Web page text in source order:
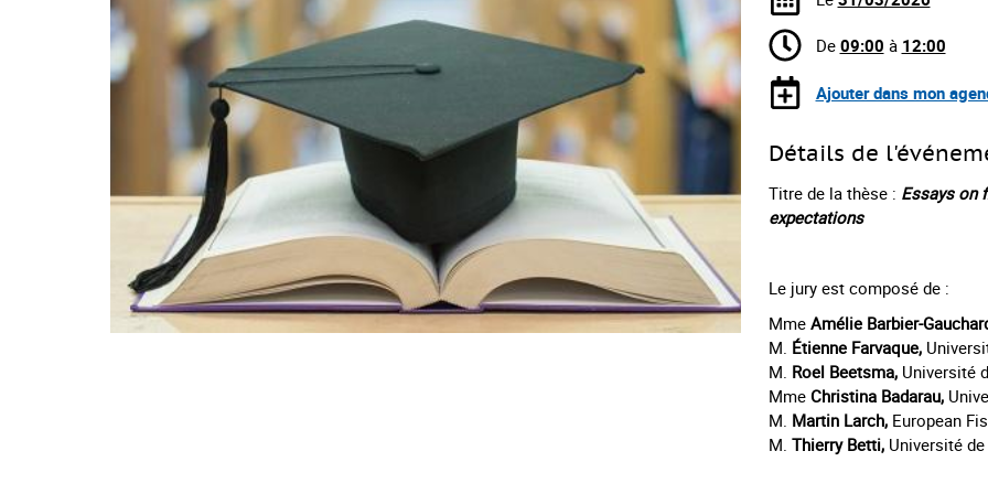
De 09:00 à 12:00
Ajouter dans mon
Détails de
Titre de la thèse : Essays on
expectations
Le jury est composé de :
Mme Amélie Barbier-
M. Étienne Farvaque,
M. Roel Beetsma, Université
Mme Christina Badarau,
M. Martin Larch, European
M. Thierry Betti, Université